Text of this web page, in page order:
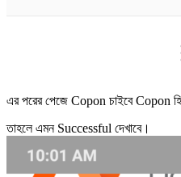
এর পরের পেজে Copon চাইবে Copon
তাহলে এমন Successful দেখাবে।